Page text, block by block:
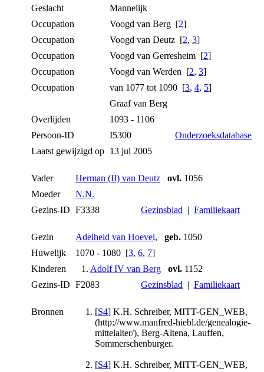
Geslacht
Mannelijk
Occupation
Voogd van Berg [2]
Occupation
Voogd van Deutz [2, 3]
Occupation
Voogd van Gerresheim [2]
Occupation
Voogd van Werden [2, 3]
Occupation
van 1077 tot 1090 [3, 4, 5]
Graaf van Berg
Overlijden
1093 - 1106
Persoon-ID
I5300
Onderzoeksdatabase
Laatst gewijzigd op 13 jul 2005
Vader Herman (II) van Deutz ovl. 1056
Moeder
N.N.
Gezins-ID F3338 Gezinsblad | Familiekaart
Gezin Adelheid van Hoevel, geb. 1050
Huwelijk
1070 - 1080 [3, 6, 7]
Kinderen
1. Adolf IV van Berg ovl. 1152
Gezins-ID F2083 Gezinsblad | Familiekaart
Bronnen [S4] K.H. Schreiber, MITT-GEN_WEB,
(http://www.manfred-hiebl.de/genealogie-
mittelalter/), Berg-Altena, Lauffen,
Sommerschenburger.
[S4] K.H. Schreiber, MITT-GEN_WEB,